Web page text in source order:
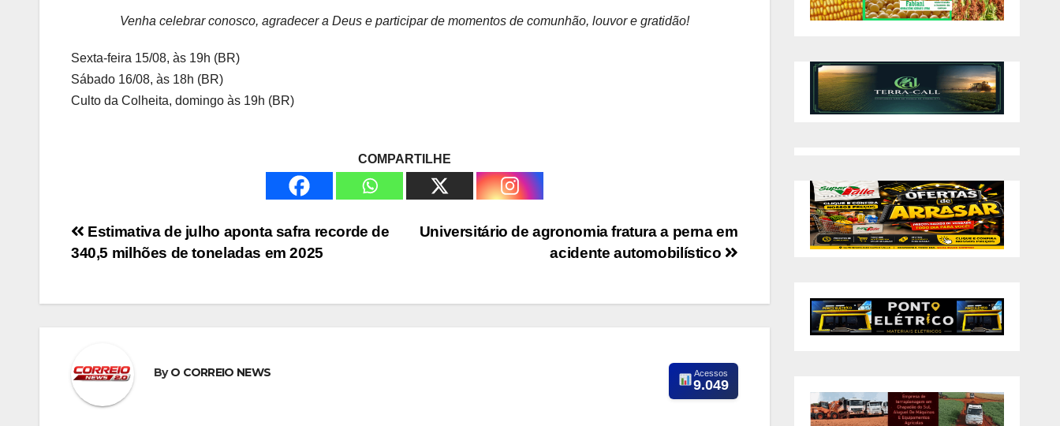
Venha celebrar conosco, agradecer a Deus e participar de momentos de comunhão, louvor e gratidão!
Sexta-feira 15/08, às 19h (BR)
Sábado 16/08, às 18h (BR)
Culto da Colheita, domingo às 19h (BR)
COMPARTILHE
Navegação
de
Post
Universitário de agronomia fratura a perna em
acidente automobilístico
Estimativa de julho aponta safra recorde de
340,5 milhões de toneladas em 2025
ByO CORREIO NEWS Acessos
9.049